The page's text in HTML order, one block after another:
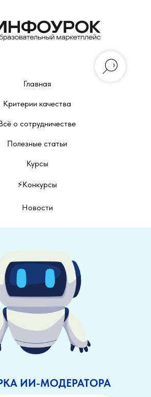
Главная
Критерии качества
о сотрудничестве
Полезные статьи
Курсы
⚡️Конкурсы
Новости
ИИ-МОДЕРАТОРА